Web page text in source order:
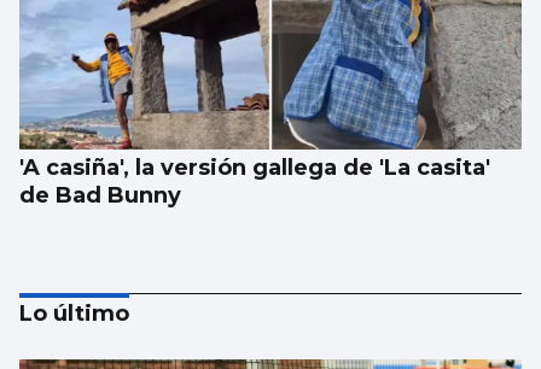
'A casiña', la versión gallega de 'La casita'
de Bad Bunny
Lo último